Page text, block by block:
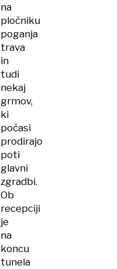
na
pločniku
poganja
trava
in
tudi
nekaj
grmov,
ki
počasi
prodirajo
poti
glavni
zgradbi.
Ob
recepciji
je
na
koncu
tunela